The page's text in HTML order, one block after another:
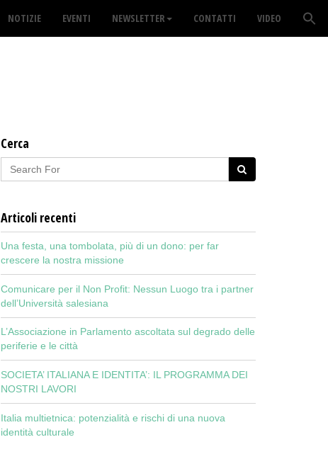
NOTIZIE EVENTI NEWSLETTER CONTATTI VIDEO
Cerca
Articoli recenti
Una festa, una tombolata, più di un dono: per far
crescere la nostra missione
Comunicare per il Non Profit: Nessun Luogo tra i partner
dell’Università salesiana
L’Associazione in Parlamento ascoltata sul degrado delle
periferie e le città
SOCIETA’ ITALIANA E IDENTITA’: IL PROGRAMMA DEI
NOSTRI LAVORI
Italia multietnica: potenzialità e rischi di una nuova
identità culturale